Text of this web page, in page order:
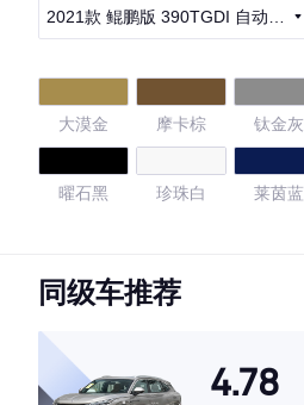
2021款 鲲鹏版 390TGDI 自动扶
大漠金 摩卡棕 钛金灰
曜石黑 珍珠白 莱茵蓝
4.74
同级车推荐
4.78